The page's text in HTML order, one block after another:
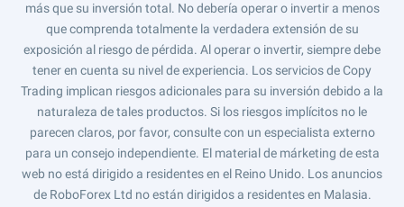
más que su inversión total. No debería operar o invertir a menos
que comprenda totalmente la verdadera extensión de su
exposición al riesgo de pérdida. Al operar o invertir, siempre debe
tener en cuenta su nivel de experiencia. Los servicios de Copy
Trading implican riesgos adicionales para su inversión debido a la
naturaleza de tales productos. Si los riesgos implícitos no le
parecen claros, por favor, consulte con un especialista externo
para un consejo independiente. El material de márketing de esta
web no está dirigido a residentes en el Reino Unido. Los anuncios
de RoboForex Ltd no están dirigidos a residentes en Malasia.